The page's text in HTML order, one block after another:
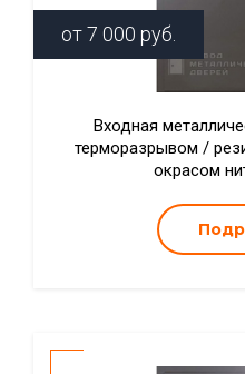
от7 000 руб.
Входная
терморазрывом /
окрасом